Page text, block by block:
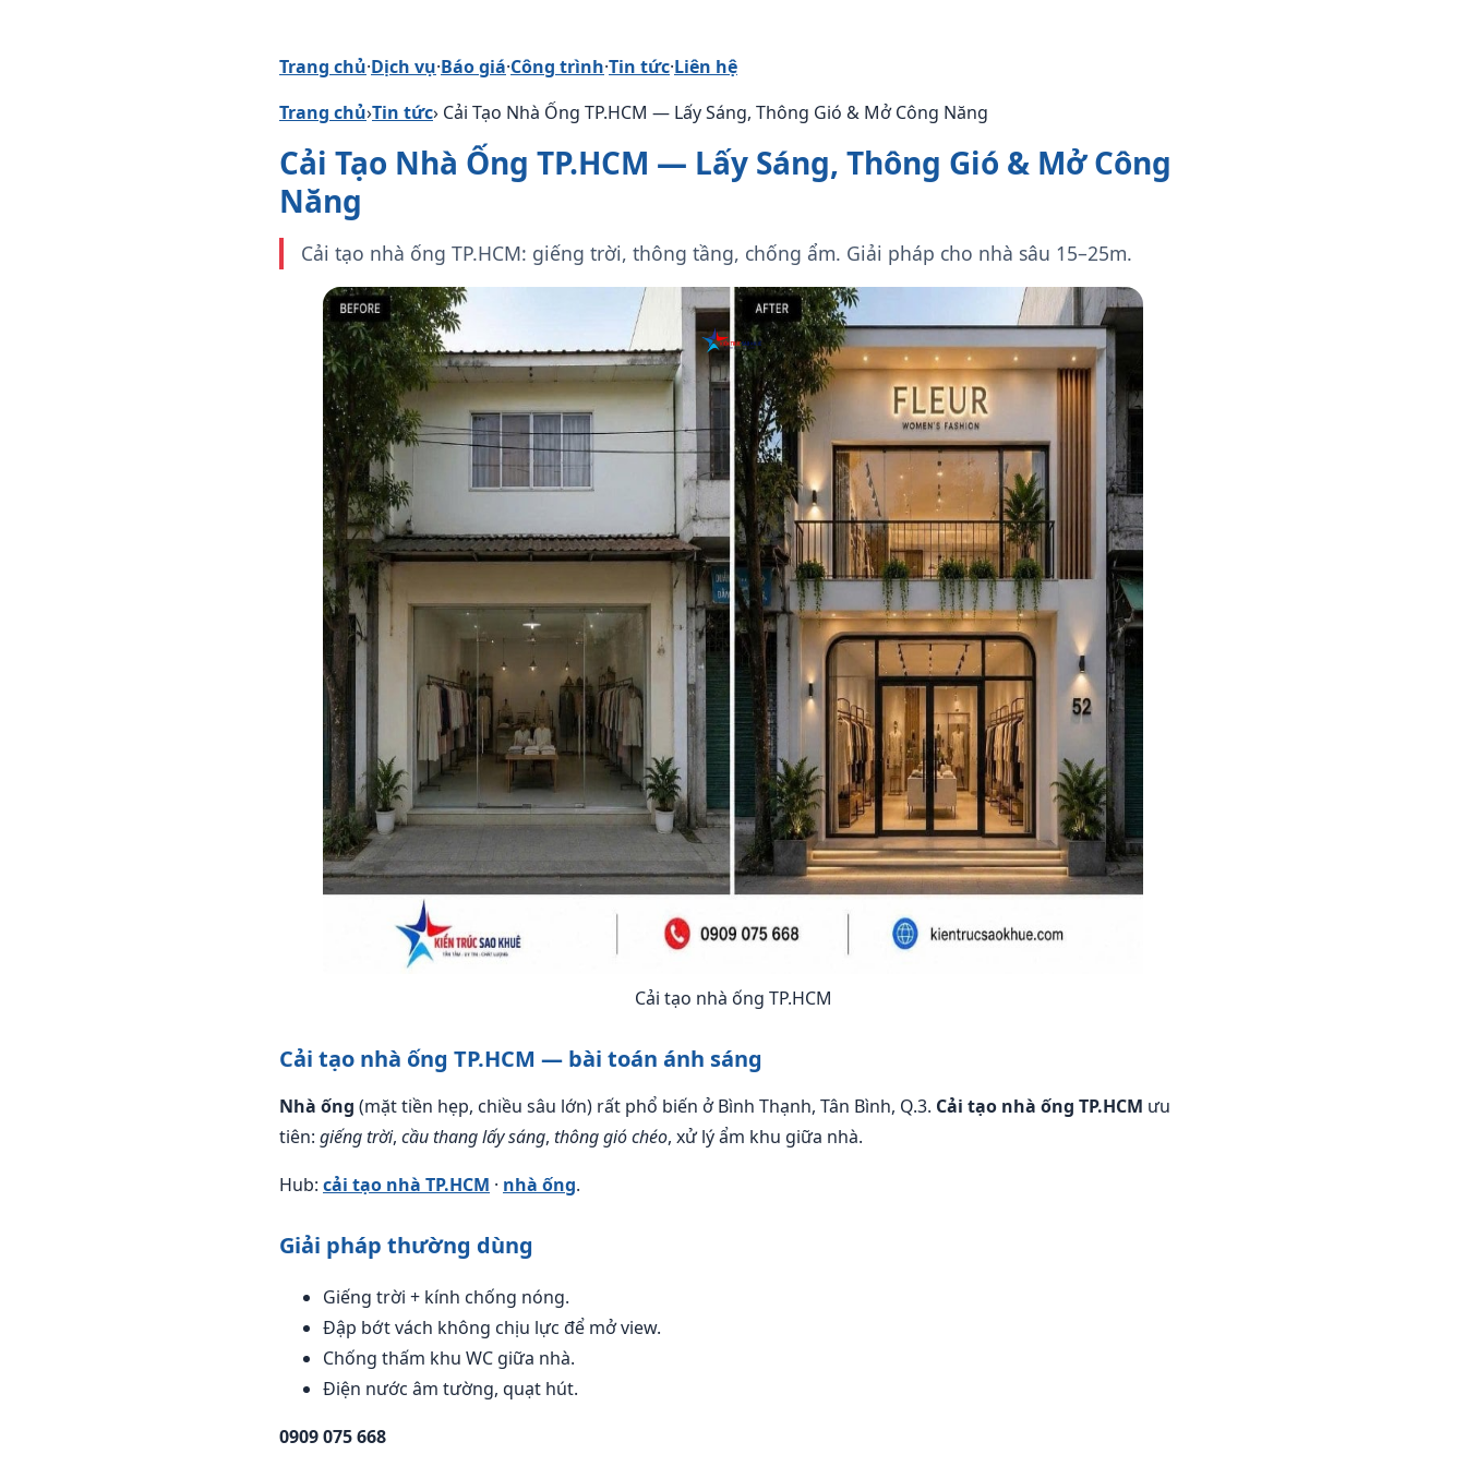
Trang chủ·Dịch vụ·Báo giá·Công trình·Tin tức·Liên hệ
Trang chủ›Tin tức› Cải Tạo Nhà Ống TP.HCM — Lấy Sáng, Thông Gió & Mở Công Năng
Cải Tạo Nhà Ống TP.HCM — Lấy Sáng, Thông Gió & Mở Công
Năng
Cải tạo nhà ống TP.HCM: giếng trời, thông tầng, chống ẩm. Giải pháp cho nhà sâu 15–25m.
Cải tạo nhà ống TP.HCM
Cải tạo nhà ống TP.HCM — bài toán ánh sáng
Nhà ống (mặt tiền hẹp, chiều sâu lớn) rất phổ biến ở Bình Thạnh, Tân Bình, Q.3. Cải tạo nhà ống TP.HCM ưu
tiên: giếng trời, cầu thang lấy sáng, thông gió chéo, xử lý ẩm khu giữa nhà.
Hub: cải tạo nhà TP.HCM · nhà ống.
Giải pháp thường dùng
Giếng trời + kính chống nóng.
Đập bớt vách không chịu lực để mở view.
Chống thấm khu WC giữa nhà.
Điện nước âm tường, quạt hút.
0909 075 668